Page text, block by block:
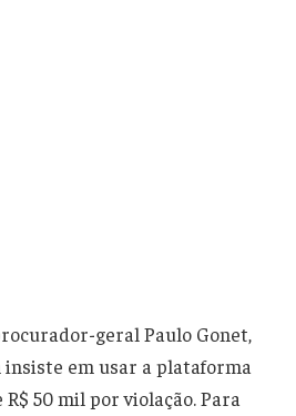
geral Paulo Gonet,
em usar a plataforma
50 mil por violação. Para